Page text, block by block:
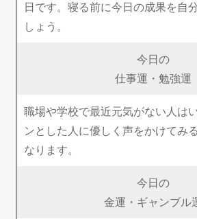
日です。寝る前に今日の成果を自
しょう。
今日の
仕事運・勉強運
職場や学校で最近元気がない人は
ンとした人に優しく声をかけてみ
なります。
今日の
金運・ギャンブル